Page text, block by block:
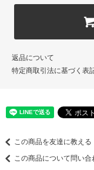
返品について
特定商取引法に基づく表
この商品を友達に教える
この商品について問い合